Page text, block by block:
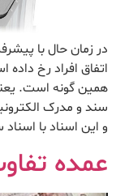
در زمان حال با
اتفاق افراد رخ
همین گونه است.
سند و مدرک
و این اسناد با
عمده